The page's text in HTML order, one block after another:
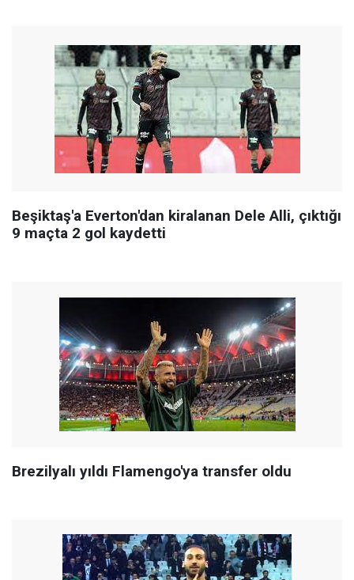
Beşiktaş'a Everton'dan kiralanan Dele Alli, çıktığı
9 maçta 2 gol kaydetti
Brezilyalı yıldı Flamengo'ya transfer oldu